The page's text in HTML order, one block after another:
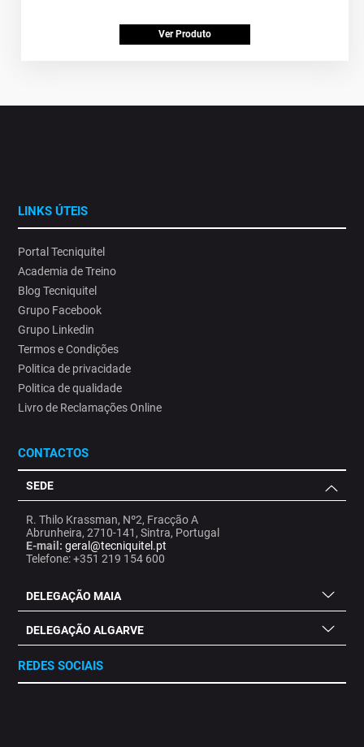
Ver Produto
LINKS ÚTEIS
Portal Tecniquitel
Academia de Treino
Blog Tecniquitel
Grupo Facebook
Grupo Linkedin
Termos e Condições
Politica de privacidade
Politica de qualidade
Livro de Reclamações Online
CONTACTOS
SEDE
R. Thilo Krassman, Nº2, Fracção A
Abrunheira, 2710-141, Sintra, Portugal
E-mail: geral@tecniquitel.pt
Telefone: +351 219 154 600
DELEGAÇÃO MAIA
DELEGAÇÃO ALGARVE
REDES SOCIAIS